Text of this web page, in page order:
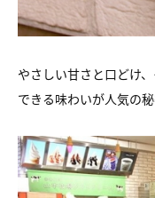
やさしい甘さと口どけ
できる味わいが人気の秘